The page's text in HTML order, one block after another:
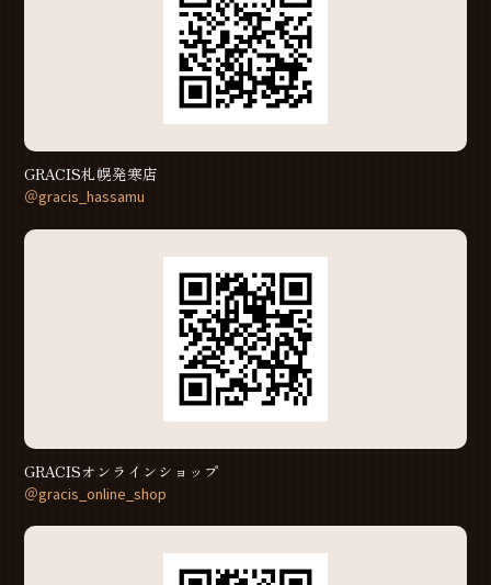
GRACIS札幌発寒店
＠gracis_hassamu
GRACISオンラインショップ
＠gracis_online_shop